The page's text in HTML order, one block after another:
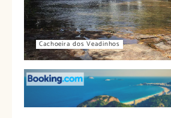
Cachoeira dos Veadinhos